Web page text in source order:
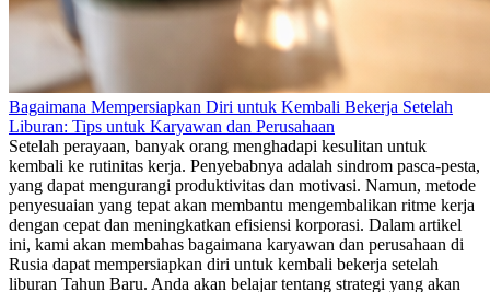
Bagaimana Mempersiapkan Diri untuk Kembali Bekerja Setelah
Liburan: Tips untuk Karyawan dan Perusahaan
Setelah perayaan, banyak orang menghadapi kesulitan untuk
kembali ke rutinitas kerja. Penyebabnya adalah sindrom pasca-pesta,
yang dapat mengurangi produktivitas dan motivasi. Namun, metode
penyesuaian yang tepat akan membantu mengembalikan ritme kerja
dengan cepat dan meningkatkan efisiensi korporasi. Dalam artikel
ini, kami akan membahas bagaimana karyawan dan perusahaan di
Rusia dapat mempersiapkan diri untuk kembali bekerja setelah
liburan Tahun Baru. Anda akan belajar tentang strategi yang akan